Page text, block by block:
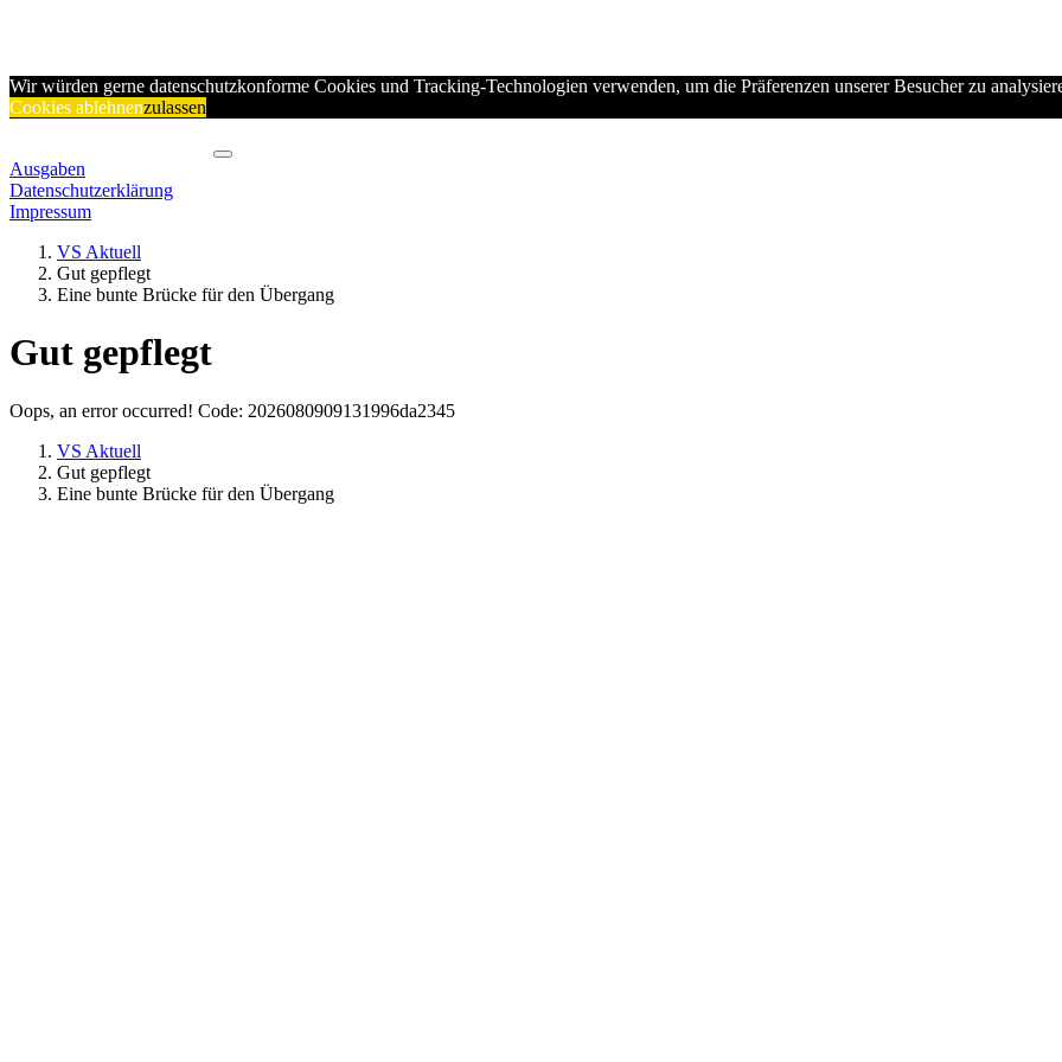
Wir würden gerne datenschutzkonforme Cookies und Tracking-Technologien verwenden, um die Präferenzen unserer Besucher zu
Cookies ablehnenzulassen
Ausgaben
Datenschutzerklärung
Impressum
VS Aktuell
Gut gepflegt
Eine bunte Brücke für den Übergang
Gut gepflegt
Oops, an error occurred! Code: 2026080909131996da2345
VS Aktuell
Gut gepflegt
Eine bunte Brücke für den Übergang